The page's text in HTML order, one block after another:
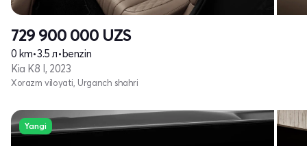
729 900 000 UZS
0 km•3.5 л•benzin
Kia K8 I, 2023
Xorazm viloyati, Urganch shahri
Yangi